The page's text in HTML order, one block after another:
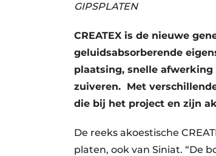
GIPSPLATEN
CREATEX is de nieuwe
geluidsabsorberende
plaatsing, snelle afwerking
zuiveren. Met
die bij het project en zijn
De reeks akoestische
platen, ook van Siniat. “De